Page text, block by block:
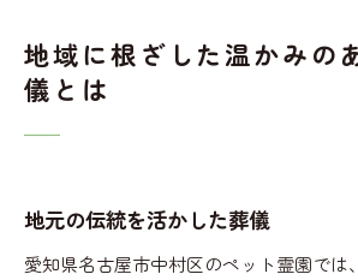
地域に根ざした温かみの
儀とは
地元の伝統を活かした葬儀
愛知県名古屋市中村区のペット霊園では